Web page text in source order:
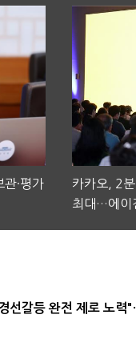
·평가
카카오, 2분
최대…에이
선갈등 완전 제로 노